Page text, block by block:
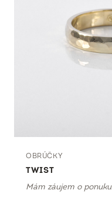
OBRÚČKY
TWIST
Mám záujem o ponuku